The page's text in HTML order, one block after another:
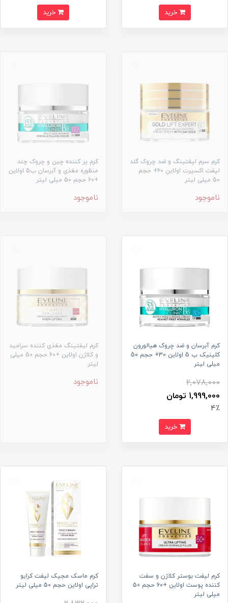
خرید خرید
کرم سرم لیفتینگ و ضد چروک گلد
لیفت اکسپرت اولاین 60+ حجم
ناموجود
کرم پر کننده چین و چروک چند
منظوره مغذی و آبرسان ب5 اولاین
ناموجود
کرم آبرسان و ضد چروک هيالورون
کلينيک ب 5 اولاین 30+ حجم 50
میلی لیتر
2,078,000
1,999,000 تومان
4٪
خرید
کرم لیفتینگ مغذی کننده سرامید
و کلاژن اولاین +60 حجم 50 میلی
لیتر
ناموجود
کرم لیفت بوستر کلاژن و سفت
کننده پوست اولاین +60 حجم 50
میلی لیتر
کرم ماسک مجیک لیفت کرایو
تراپی اولاین حجم 50 میلی لیتر